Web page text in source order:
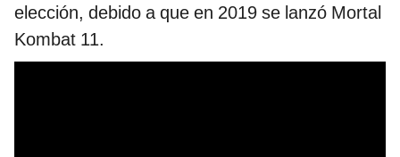
elección, debido a que en 2019 se lanzó Mortal
Kombat 11.